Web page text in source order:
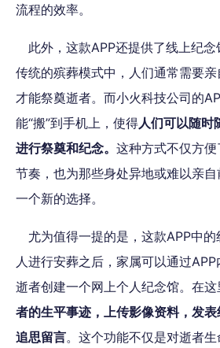
流程的效率。
此外，这款APP还提供了线上纪
传统的殡葬模式中，人们通常需要
才能祭奠逝者。而小火科技公司的
能“搬”到手机上，使得人们可以随时
进行祭奠和纪念。 这种方式不仅方
节奏，也为那些身处异地或难以亲
一个新的选择。
尤为值得一提的是，这款APP中
人进行安葬之后，家属可以通过
逝者创建一个网上个人纪念馆。在这
者的生平事迹，上传影像资料，发
追思留言。这个功能不仅是对逝者